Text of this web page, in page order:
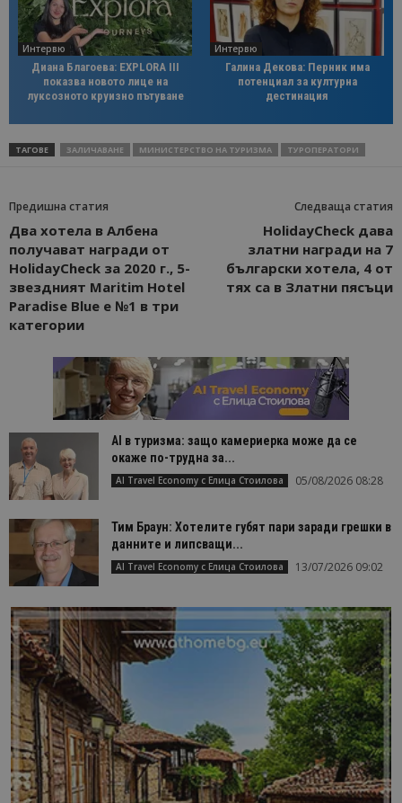
Интервю
Диана Благоева: EXPLORA III
показва новото лице на
луксозното круизно пътуване
Интервю
Галина Декова: Перник има
потенциал за културна
дестинация
ТАГОВЕ ЗАЛИЧАВАНЕ МИНИСТЕРСТВО НА ТУРИЗМА ТУРОПЕРАТОРИ
Предишна статия
Два хотела в Албена
получават награди от
HolidayCheck за 2020 г., 5-
звездният Maritim Hotel
Paradise Blue е №1 в три
категории
Следваща статия
HolidayCheck дава
златни награди на 7
български хотела, 4 от
тях са в Златни пясъци
AI в туризма: защо камериерка може да се
окаже по-трудна за...
AI Travel Economy с Елица Стоилова 05/08/2026 08:28
Тим Браун: Хотелите губят пари заради грешки в
данните и липсващи...
AI Travel Economy с Елица Стоилова 13/07/2026 09:02